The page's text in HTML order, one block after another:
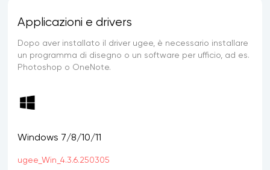
Applicazioni e drivers
Dopo aver installato il driver ugee, è necessario installare
un programma di disegno o un software per ufficio, ad es.
Photoshop o OneNote.
Windows 7/8/10/11
ugee_Win_4.3.6.250305